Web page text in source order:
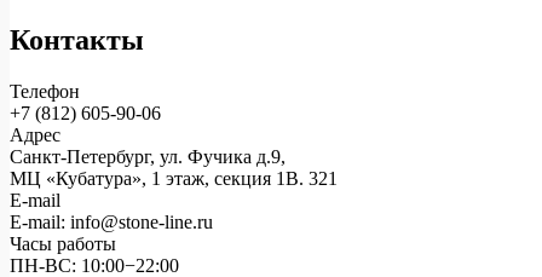
Контакты
Телефон
+7 (812) 605-90-06
Адрес
Санкт-Петербург, ул. Фучика д.9,
МЦ «Кубатура», 1 этаж, секция 1В. 321
E-mail
E-mail: info@stone-line.ru
Часы работы
ПН-ВС: 10:00−22:00